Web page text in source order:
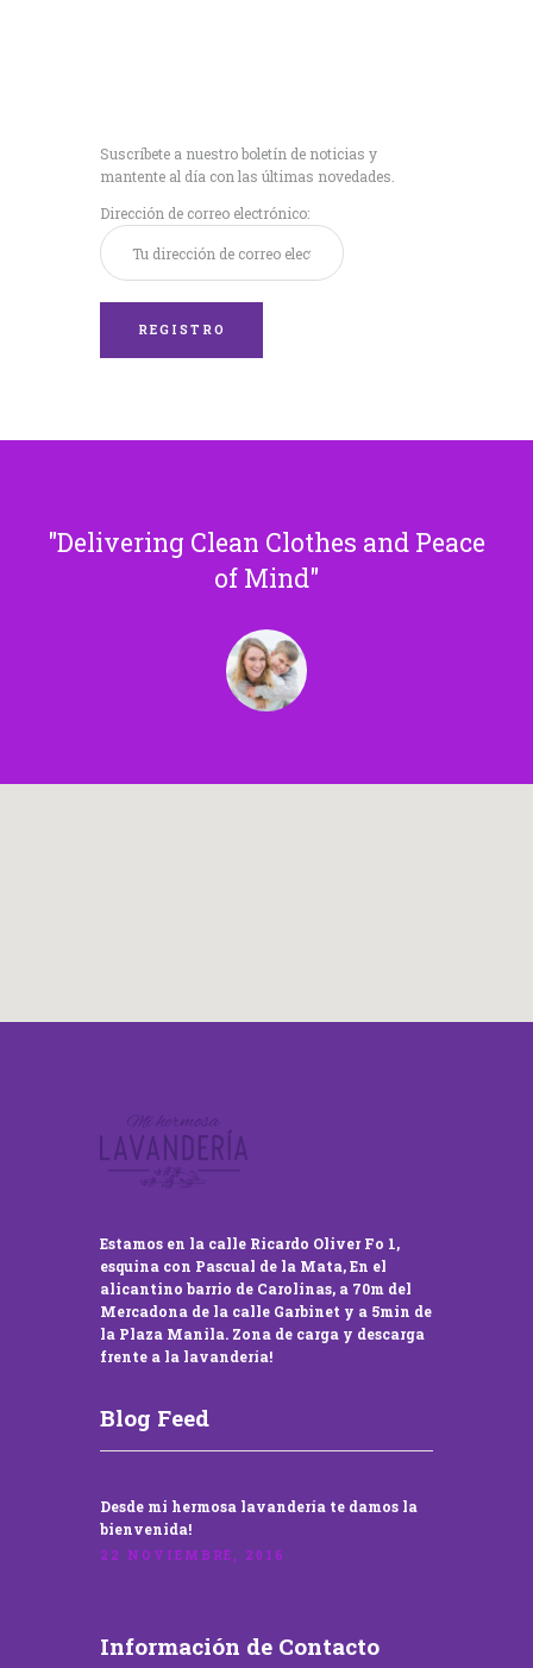
Suscríbete a nuestro boletín de noticias y
mantente al día con las últimas novedades.
Dirección de correo electrónico:
Delivering Clean Clothes and Peace
of Mind
Estamos en la calle Ricardo Oliver Fo 1,
esquina con Pascual de la Mata, En el
alicantino barrio de Carolinas, a 70m del
Mercadona de la calle Garbinet y a 5min de
la Plaza Manila. Zona de carga y descarga
frente a la lavandería!
Blog Feed
Desde mi hermosa lavandería te damos la
bienvenida!
22 NOVIEMBRE, 2016
Información de Contacto